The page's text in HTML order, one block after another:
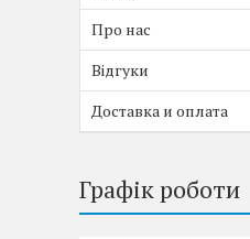
Про нас
Відгуки
Доставка и оплата
Графік роботи